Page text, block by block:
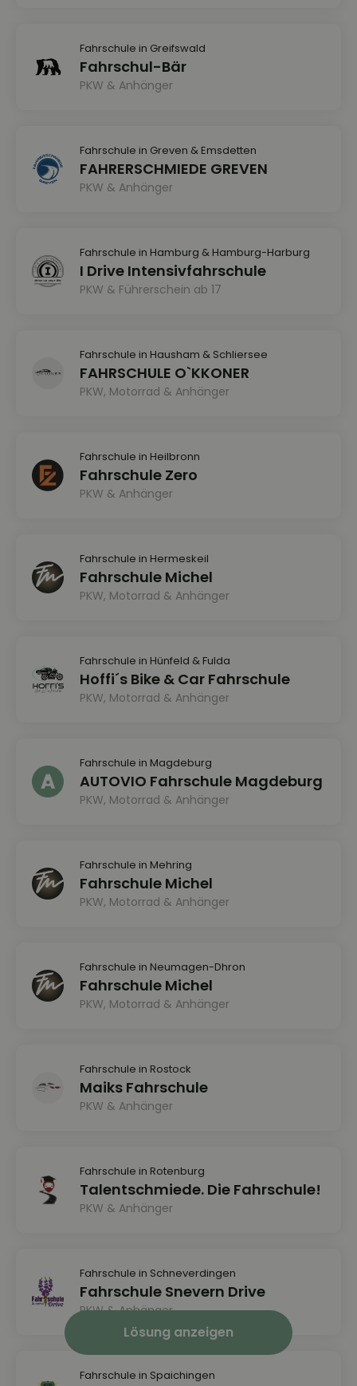
Lösung anzeigen
Fahrschule in Greifswald
Fahrschul-Bär
PKW & Anhänger
Fahrschule in Greven & Emsdetten
FAHRERSCHMIEDE GREVEN
PKW & Anhänger
Fahrschule in Hamburg & Hamburg-Harburg
I Drive Intensivfahrschule
PKW & Führerschein ab 17
Fahrschule in Hausham & Schliersee
FAHRSCHULE O`KKONER
PKW, Motorrad & Anhänger
Fahrschule in Heilbronn
Fahrschule Zero
PKW & Anhänger
Fahrschule in Hermeskeil
Fahrschule Michel
PKW, Motorrad & Anhänger
Fahrschule in Hünfeld & Fulda
Hoffi´s Bike & Car Fahrschule
PKW, Motorrad & Anhänger
Fahrschule in Magdeburg
AUTOVIO Fahrschule Magdeburg
PKW, Motorrad & Anhänger
Fahrschule in Mehring
Fahrschule Michel
PKW, Motorrad & Anhänger
Fahrschule in Neumagen-Dhron
Fahrschule Michel
PKW, Motorrad & Anhänger
Fahrschule in Rostock
Maiks Fahrschule
PKW & Anhänger
Fahrschule in Rotenburg
Talentschmiede. Die Fahrschule!
PKW & Anhänger
Fahrschule in Schneverdingen
Fahrschule Snevern Drive
PKW & Anhänger
Fahrschule in Spaichingen